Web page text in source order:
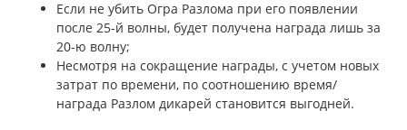
Если не убить Огра Разлома при его появлении
после 25-й волны, будет получена награда лишь за
20-ю волну;
Несмотря на сокращение награды, с учетом новых
затрат по времени, по соотношению время/
награда Разлом дикарей становится выгодней.